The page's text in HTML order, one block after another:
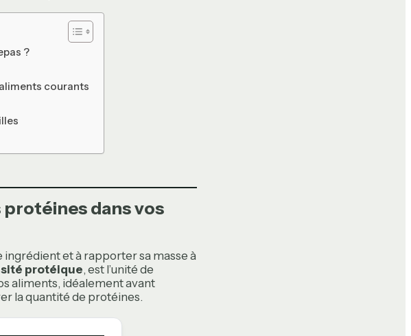
?
courants
dans vos
et à rapporter sa masse à
protéique, est l’unité de
aliments, idéalement avant
la quantité de protéines.